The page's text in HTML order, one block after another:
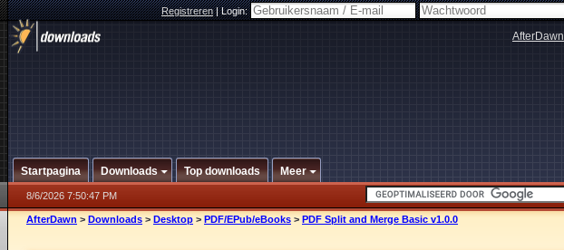
Registreren|Login:
AfterDawn
Startpagina Downloads Top downloads Meer
8/6/2026 7:50:47 PM
AfterDawn > Downloads > Desktop > PDF/EPub/eBooks > PDF Split and Merge Basic v1.0.0